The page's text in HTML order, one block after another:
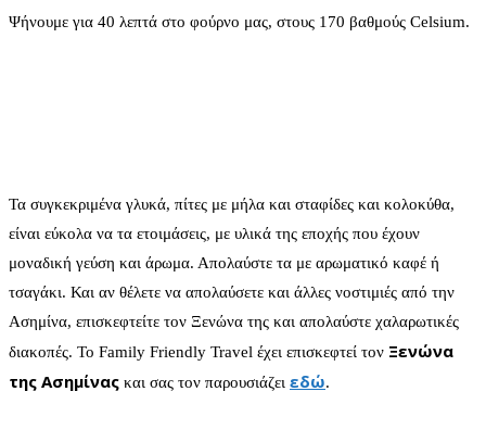
Ψήνουμε για 40 λεπτά στο φούρνο μας, στους 170 βαθμούς Celsium.
Τα συγκεκριμένα γλυκά, πίτες με μήλα και σταφίδες και κολοκύθα,
είναι εύκολα να τα ετοιμάσεις, με υλικά της εποχής που έχουν
μοναδική γεύση και άρωμα. Απολαύστε τα με αρωματικό καφέ ή
τσαγάκι. Και αν θέλετε να απολαύσετε και άλλες νοστιμιές από την
Ασημίνα, επισκεφτείτε τον Ξενώνα της και απολαύστε χαλαρωτικές
διακοπές. Το Family Friendly Travel έχει επισκεφτεί τον Ξενώνα
της Ασημίνας και σας τον παρουσιάζει εδώ.